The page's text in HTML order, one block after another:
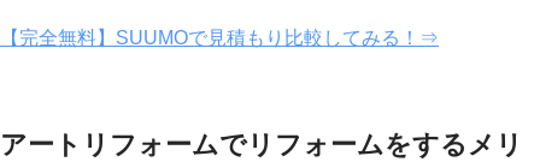
【完全無料】SUUMOで見積もり比較してみる！⇒
アートリフォームでリフォームをするメリ